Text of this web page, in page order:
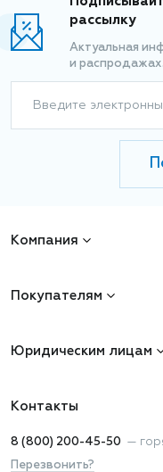
рассылку
Актуальная
и распродажах.
Введите
Компания
Покупателям
Юридическим лицам
Контакты
8 (800) 200-45-50 —
Перезвонить?